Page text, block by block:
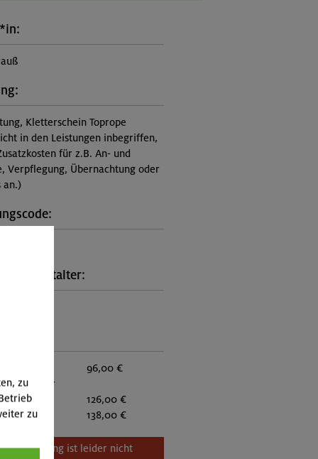
Kletterschein Toprope
in den Leistungen inbegriffen,
für z.B. An- und
Verpflegung, Übernachtung oder
an.)
Veranstalter:
96,00 €
anderer
126,00 €
138,00 €
ist leider nicht
zu
zu